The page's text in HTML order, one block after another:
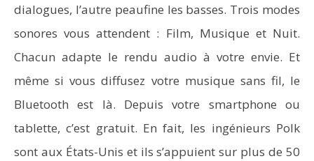
dialogues, l’autre peaufine les basses. Trois modes
sonores vous attendent : Film, Musique et Nuit.
Chacun adapte le rendu audio à votre envie. Et
même si vous diffusez votre musique sans fil, le
Bluetooth est là. Depuis votre smartphone ou
tablette, c’est gratuit. En fait, les ingénieurs Polk
sont aux États-Unis et ils s’appuient sur plus de 50